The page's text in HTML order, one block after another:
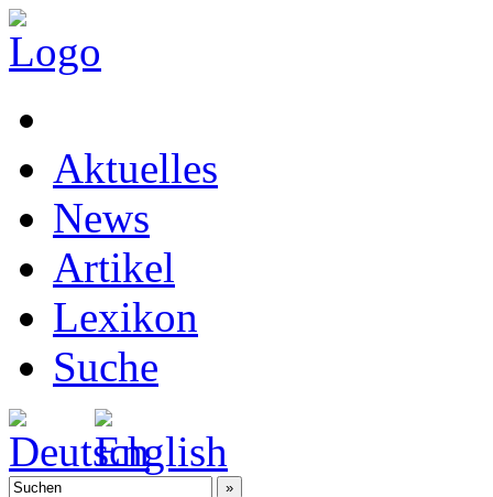
Aktuelles
News
Artikel
Lexikon
Suche